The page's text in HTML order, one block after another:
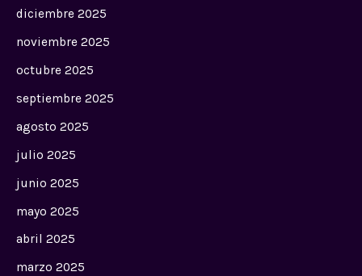
diciembre 2025
noviembre 2025
octubre 2025
septiembre 2025
agosto 2025
julio 2025
junio 2025
mayo 2025
abril 2025
marzo 2025